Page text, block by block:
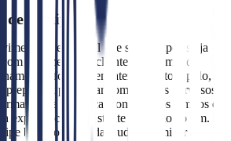
de Equipe:
é essencial que sua equipe esteja
o aumento de clientes e a demanda
focados em atendimento rápido,
preparada para lidar com clientes nervosos,
de presença, controle dos tempos de
experiência consistente do início ao fim.
bem coordenada ajuda a otimizar a